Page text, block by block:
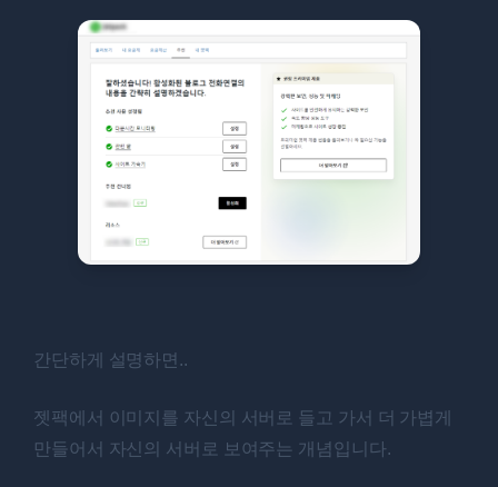
간단하게 설명하면..
젯팩에서 이미지를 자신의 서버로 들고 가서 더 가볍게
만들어서 자신의 서버로 보여주는 개념입니다.